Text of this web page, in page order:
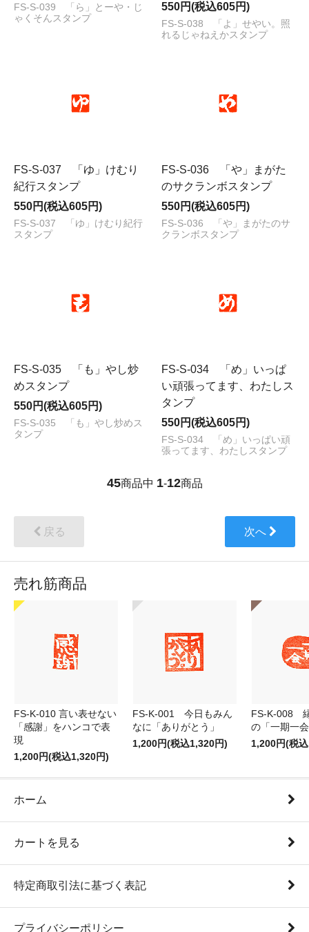
FS-S-039 「ら」とーや・じ
ゃくそんスタンプ
550円(税込605円)
FS-S-038 「よ」せやい。照
れるじゃねえかスタンプ
FS-S-037 「ゆ」けむり
紀行スタンプ
550円(税込605円)
FS-S-037 「ゆ」けむり紀行
スタンプ
FS-S-036 「や」まがた
のサクランボスタンプ
550円(税込605円)
FS-S-036 「や」まがたのサ
クランボスタンプ
FS-S-035 「も」やし炒
めスタンプ
550円(税込605円)
FS-S-035 「も」やし炒めス
タンプ
FS-S-034 「め」いっぱ
い頑張ってます、わたしス
タンプ
550円(税込605円)
FS-S-034 「め」いっぱい頑
張ってます、わたしスタンプ
45商品中 1-12商品
戻る 次へ
売れ筋商品
FS-K-010 言い表せない
「感謝」をハンコで表
現
1,200円(税込1,320円)
FS-K-001 今日もみん
なに「ありがとう」
1,200円(税込1,320円)
FS-K-008
の「一期一
1,200円(税
ホーム
カートを見る
特定商取引法に基づく表記
プライバシーポリシー